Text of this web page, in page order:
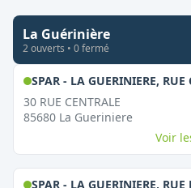
La Guérinière
2ouverts • 0fermé
SPAR - LA GUERINIERE, RUE
30 RUE CENTRALE
85680 La Gueriniere
Voir
SPAR - LA GUERINIERE, RUE